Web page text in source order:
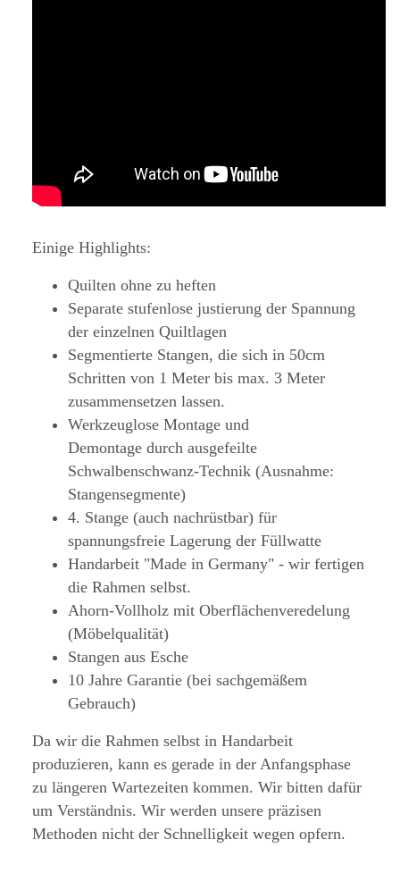
Einige Highlights:
Quilten ohne zu heften
Separate stufenlose justierung der Spannung
der einzelnen Quiltlagen
Segmentierte Stangen, die sich in 50cm
Schritten von 1 Meter bis max. 3 Meter
zusammensetzen lassen.
Werkzeuglose Montage und
Demontage durch ausgefeilte
Schwalbenschwanz-Technik (Ausnahme:
Stangensegmente)
4. Stange (auch nachrüstbar) für
spannungsfreie Lagerung der Füllwatte
Handarbeit "Made in Germany" - wir fertigen
die Rahmen selbst.
Ahorn-Vollholz mit Oberflächenveredelung
(Möbelqualität)
Stangen aus Esche
10 Jahre Garantie (bei sachgemäßem
Gebrauch)
Da wir die Rahmen selbst in Handarbeit
produzieren, kann es gerade in der Anfangsphase
zu längeren Wartezeiten kommen. Wir bitten dafür
um Verständnis. Wir werden unsere präzisen
Methoden nicht der Schnelligkeit wegen opfern.